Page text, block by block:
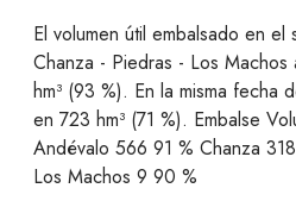
El volumen útil embalsado en el
Chanza - Piedras - Los
hm³ (93 %). En la misma fecha
en 723 hm³ (71 %). Embalse
Andévalo 566 91 % Chanza
Los Machos 9 90 %